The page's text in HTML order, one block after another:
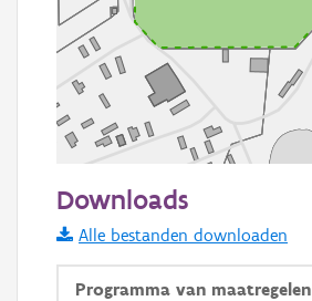
Informatie Vlaanderen
i
Downloads
Alle bestanden downloaden
Programma van maatregelen